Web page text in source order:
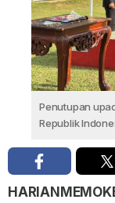
Penutupan
Republik